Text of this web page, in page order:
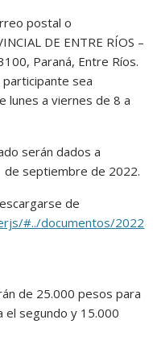
postal o
DE ENTRE RÍOS –
Paraná, Entre Ríos.
sea
lunes a viernes de 8 a
serán dados a
septiembre de 2022.
de
#../documentos/2022
de 25.000 pesos para
segundo y 15.000